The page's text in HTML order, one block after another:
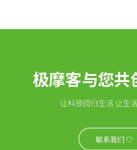
极摩客与您共
让科技回归生活 让生
联系我们 ♡